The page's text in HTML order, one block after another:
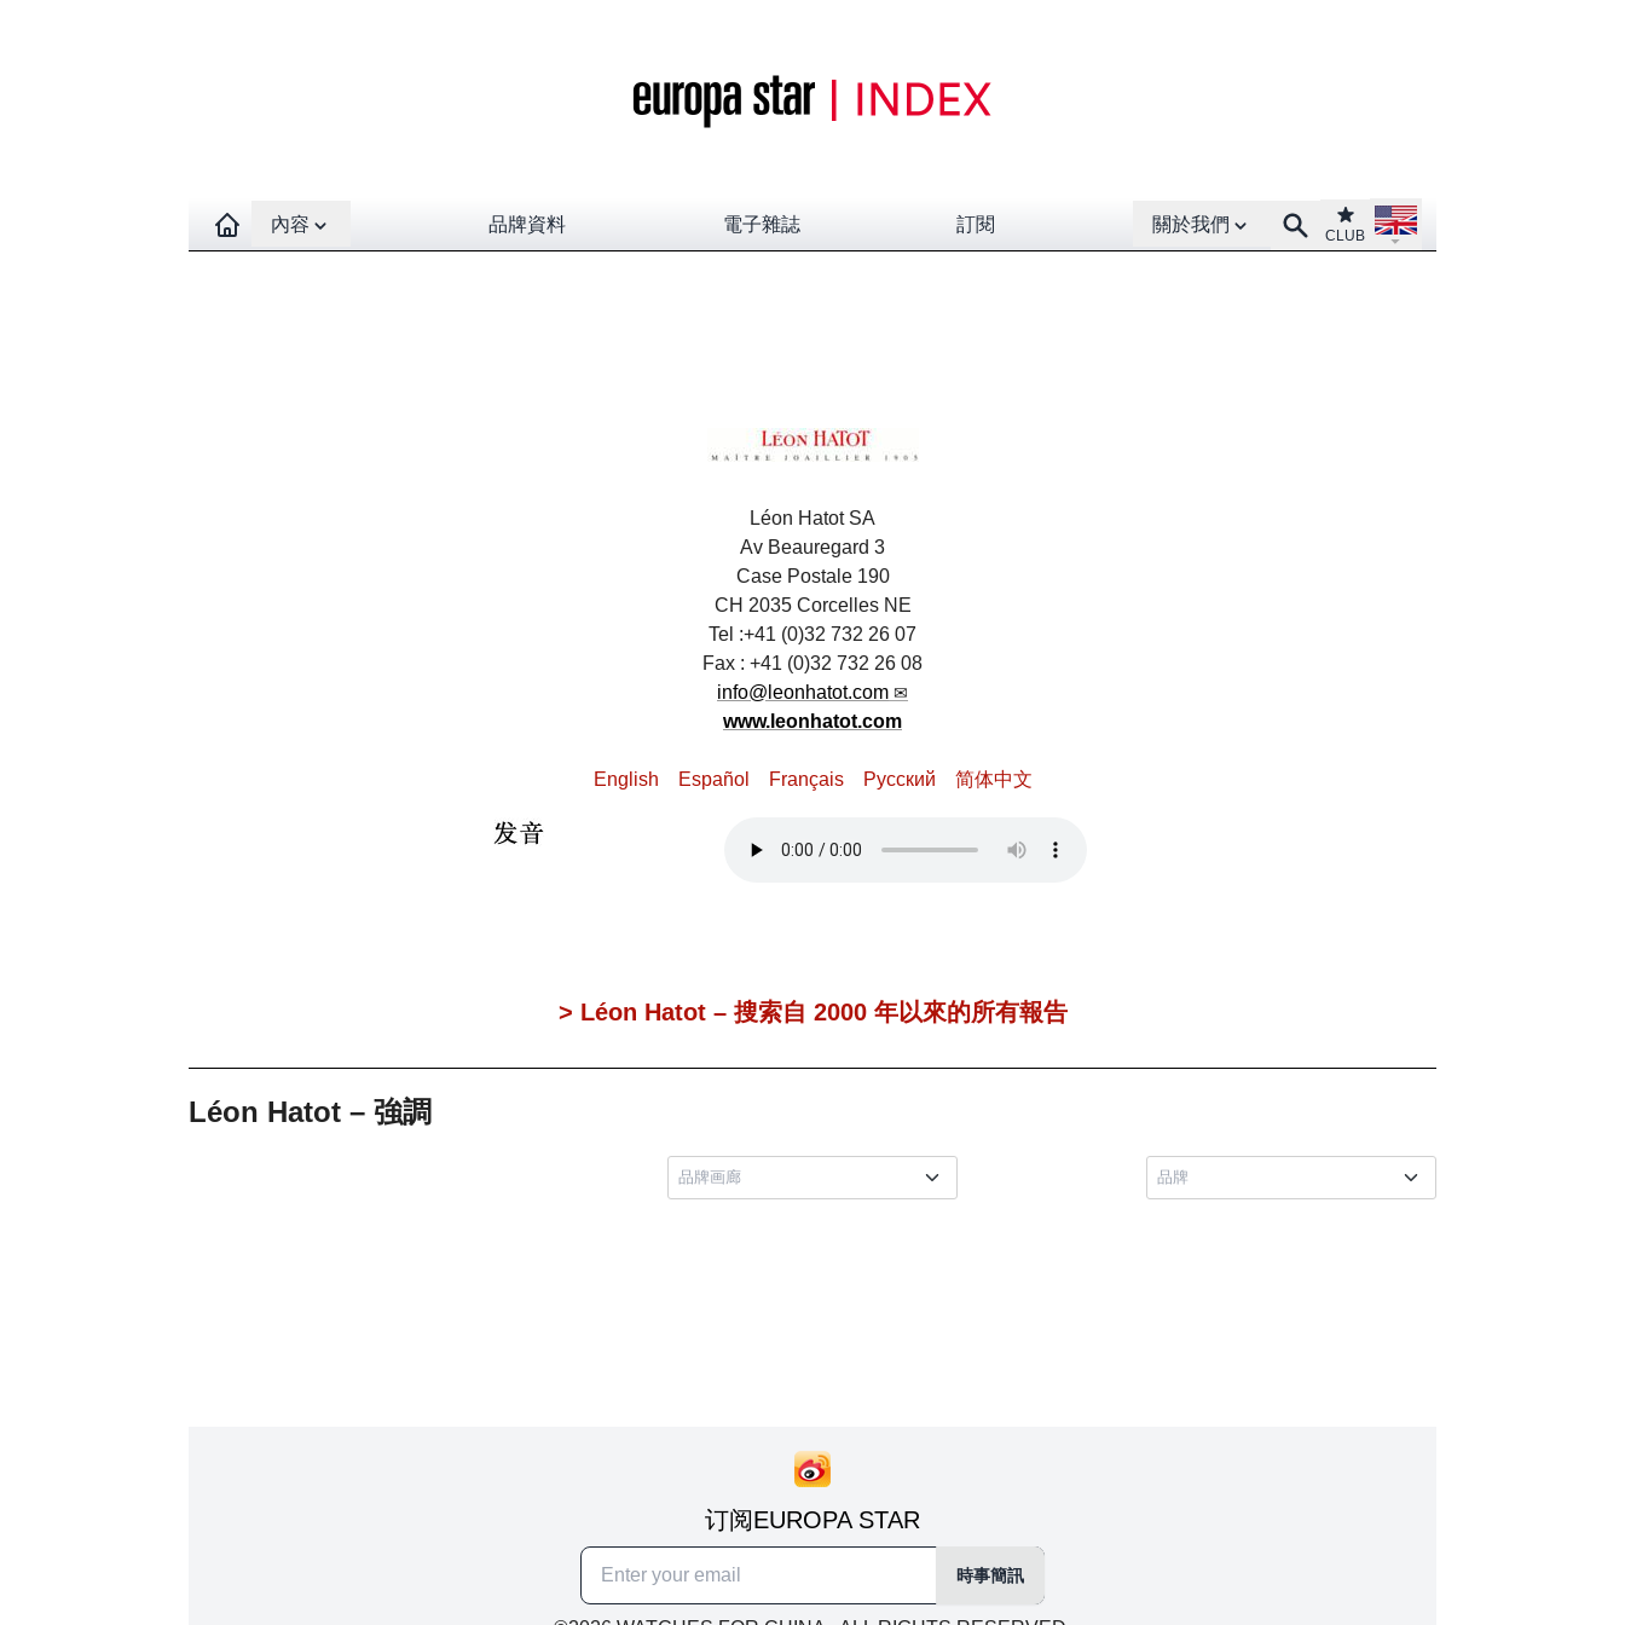
Open contents menu
內容 品牌資料 電子雜誌 訂閱
Open About menu
關於我們 SearchClub
CLUB
Open language menu
Léon Hatot SA
Av Beauregard 3
Case Postale 190
CH 2035 Corcelles NE
Tel :+41 (0)32 732 26 07
Fax : +41 (0)32 732 26 08
info@leonhatot.com
www.leonhatot.com
English Español Français Pусский 简体中文
> Léon Hatot – 搜索自 2000 年以來的所有報告
Léon Hatot – 強調
订阅EUROPA STAR
時事簡訊